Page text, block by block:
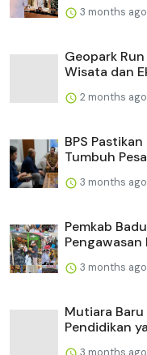
3 months ago
Geopark
Wisata dan
2 months ago
BPS
Tumbuh
3 months ago
Pemkab
Pengawasan
3 months ago
Mutiara
Pendidikan
3 months ago